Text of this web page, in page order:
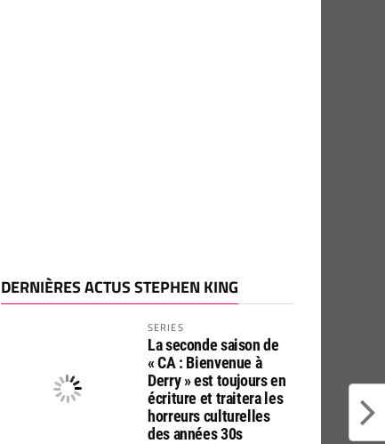
DERNIÈRES ACTUS STEPHEN KING
SERIES
La seconde saison de
« CA : Bienvenue à
Derry » est toujours en
écriture et traitera les
horreurs culturelles
des années 30s